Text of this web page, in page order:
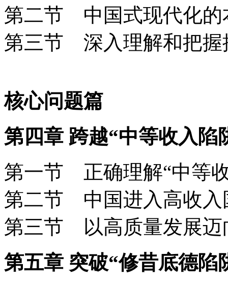
第二节 中国式现代化
第三节 深入理解和把
核心问题篇
第四章 跨越“中等收入陷
第一节 正确理解“中等
第二节 中国进入高收
第三节 以高质量发展
第五章 突破“修昔底德陷